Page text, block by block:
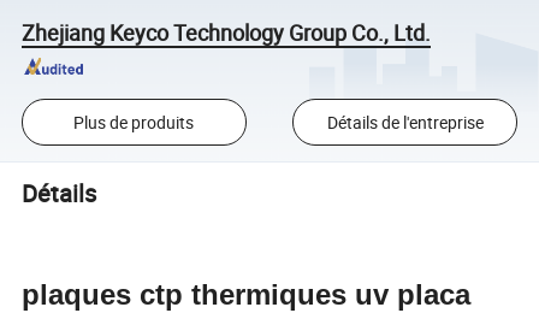
Zhejiang Keyco Technology Group Co., Ltd.
Plus de produits Détails de l'entreprise
Détails
plaques ctp thermiques uv placa